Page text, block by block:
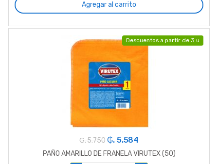
Agregar al carrito
Descuentos a partir de 3 u
₲. 5.750 ₲. 5.584
PAÑO AMARILLO DE FRANELA VIRUTEX (50)